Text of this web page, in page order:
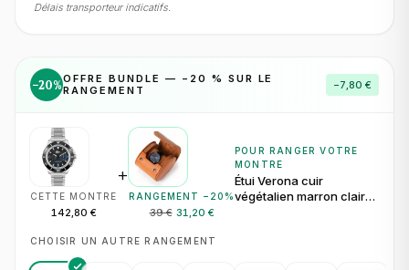
Délais transporteur indicatifs.
−20%OFFRE BUNDLE — − 20 % SUR LE
RANGEMENT
−7,80 €
CETTE MONTRE
142,80 €
+
RANGEMENT − 20 %
39 € 31,20 €
POUR RANGER VOTRE
MONTRE
Étui Verona cuir
végétalien marron clair
CHOISIR UN AUTRE RANGEMENT